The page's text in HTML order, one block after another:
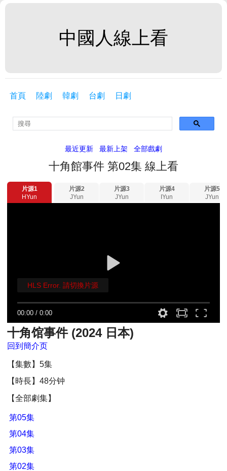
中國人線上看
首頁 陸劇 韓劇 台劇 日劇
最近更新 最新上架 全部戲劇
十角館事件 第02集 線上看
片源1
HYun
片源2
JYun
片源3
JYun
片源4
IYun
片源5
JYun
00:00 /0:00
HLS Error. 請切換片源
十角馆事件 (2024 日本)
回到簡介页
【集數】5集
【時長】48分钟
【全部劇集】
第05集
第04集
第03集
第02集